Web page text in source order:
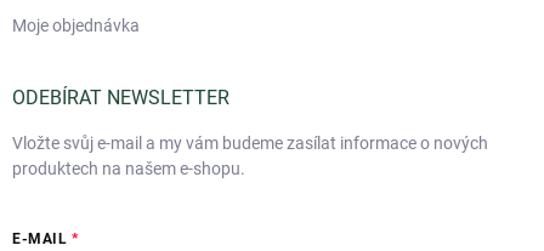
Moje objednávka
ODEBÍRAT NEWSLETTER
Vložte svůj e-mail a my vám budeme zasílat informace o nových
produktech na našem e-shopu.
E-MAIL